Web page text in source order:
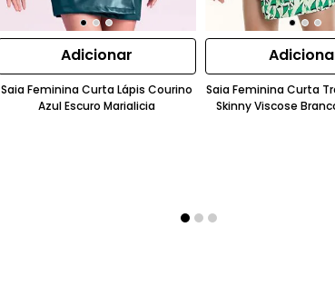
Adicionar
Saia Feminina Curta Lápis Courino
Azul Escuro Marialicia
Saia Feminina Curta
Skinny Viscose